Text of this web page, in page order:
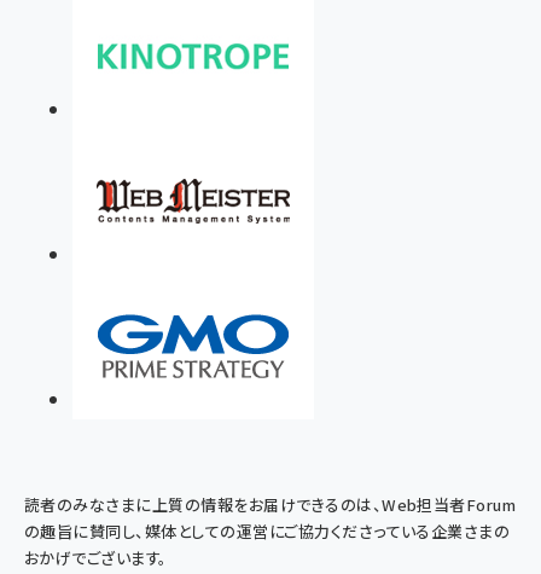
読者のみなさまに上質の情報をお届けできるのは、Web担当者Forum
の趣旨に賛同し、媒体としての運営にご協力くださっている企業さまの
おかげでございます。